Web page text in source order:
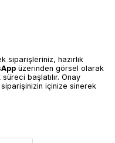
siparişleriniz, hazırlık
üzerinden görsel olarak
süreci başlatılır. Onay
içinize sinerek